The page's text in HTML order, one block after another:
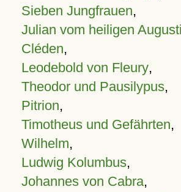
Sieben Jungfrauen,
Julian vom heiligen
Cléden,
Leodebold von Fleury,
Theodor und Pausilypus,
Pitrion,
Timotheus und Gefährten,
Wilhelm,
Ludwig Kolumbus,
Johannes von Cabra,